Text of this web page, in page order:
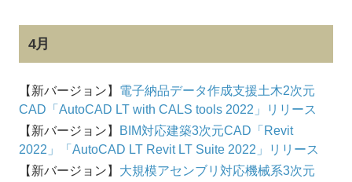
4月
【新バージョン】 電子納品データ作成支援土木2次元
CAD「AutoCAD LT with CALS tools 2022」リリース
【新バージョン】
BIM対応建築3次元CAD「Revit
2022」「AutoCAD LT Revit LT Suite 2022」リリース
【新バージョン】 大規模アセンブリ対応機械系3次元